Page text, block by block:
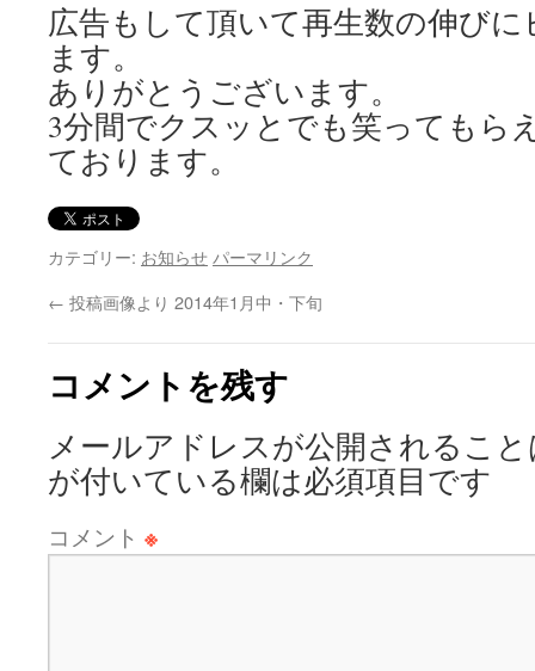
広告もして頂いて再生数の伸び
ます。
ありがとうございます。
3分間でクスッとでも笑ってもら
ております。
カテゴリー: お知らせ パーマリンク
← 投稿画像より 2014年1月中・下旬
コメントを残す
メールアドレスが公開されるこ
が付いている欄は必須項目です
コメント ※